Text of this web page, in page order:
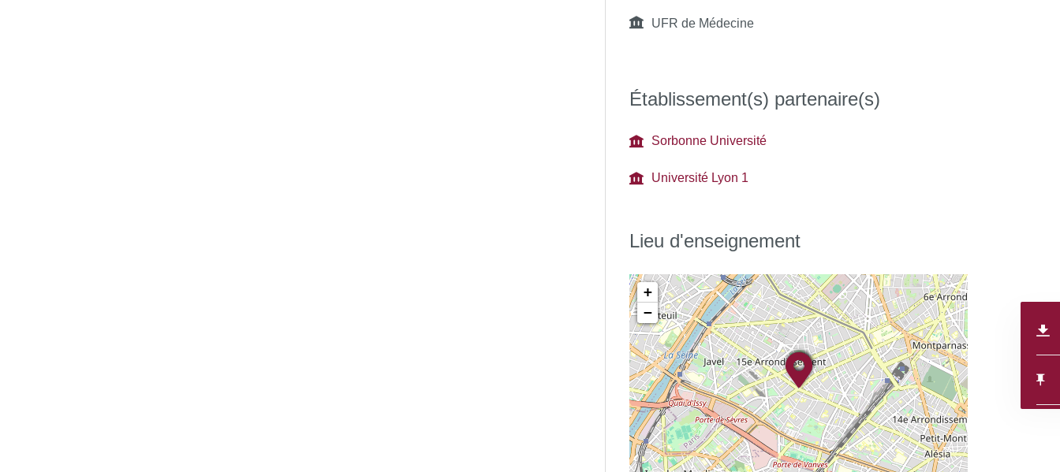
UFR de Médecine
Établissement(s) partenaire(s)
Sorbonne Université
Université Lyon 1
Lieu d'enseignement
+
−